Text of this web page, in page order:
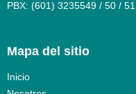
PBX: (601) 3235549 / 50 / 51
Mapa del sitio
Inicio